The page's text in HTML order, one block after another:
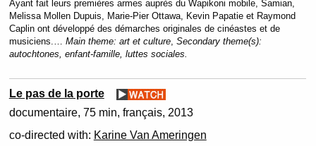
Ayant fait leurs premières armes auprès du Wapikoni mobile, Samian,
Melissa Mollen Dupuis, Marie-Pier Ottawa, Kevin Papatie et Raymond
Caplin ont développé des démarches originales de cinéastes et de
musiciens.… Main theme: art et culture, Secondary theme(s):
autochtones, enfant-famille, luttes sociales.
Le pas de la porte
documentaire 75 min français 2013
co-directed with: Karine Van Ameringen